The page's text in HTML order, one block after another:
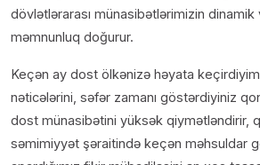
dövlətlərarası münasibətlərimizin dinamik
məmnunluq doğurur.
Keçən ay dost ölkənizə həyata
nəticələrini, səfər zamanı göstərdiyiniz
dost münasibətini yüksək qiymətləndirir,
səmimiyyət şəraitində keçən məhsuldar